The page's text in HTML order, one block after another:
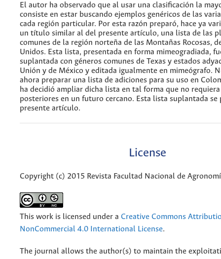
El autor ha observado que al usar una clasificación la
consiste en estar buscando ejemplos genéricos de las
cada región particular. Por esta razón preparó, hace ya
un título similar al del presente artículo, una lista de las
comunes de la región norteña de las Montañas Rocosas,
Unidos. Esta lista, presentada en forma mimeogradiada,
suplantada con géneros comunes de Texas y estados
Unión y de México y editada igualmente en mimeógrafo.
ahora preparar una lista de adiciones para su uso en
ha decidió ampliar dicha lista en tal forma que no
posteriores en un futuro cercano. Esta lista suplantada se
presente artículo.
License
Copyright (c) 2015 Revista Facultad Nacional de
This work is licensed under a Creative Commons
NonCommercial 4.0 International License.
The journal allows the author(s) to maintain the